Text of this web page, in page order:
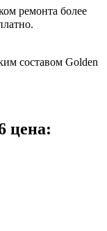
ремонта более
составом Golden
цена: